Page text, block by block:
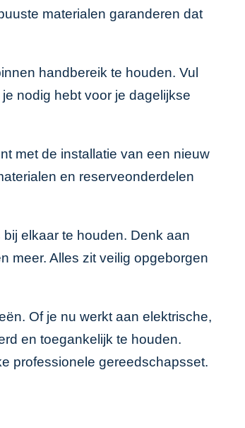
materialen garanderen dat
handbereik te houden. Vul
nodig hebt voor je dagelijkse
met de installatie van een nieuw
en reserveonderdelen
elkaar te houden. Denk aan
meer. Alles zit veilig opgeborgen
Of je nu werkt aan elektrische,
en toegankelijk te houden.
professionele gereedschapsset.